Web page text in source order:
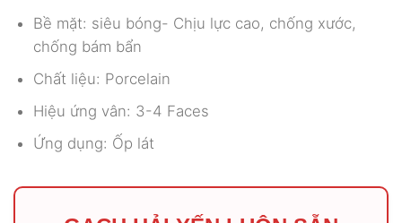
Bề mặt: siêu bóng- Chịu lực cao, chống xước,
chống bám bẩn
Chất liệu: Porcelain
Hiệu ứng vân: 3-4 Faces
Ứng dụng: Ốp lát